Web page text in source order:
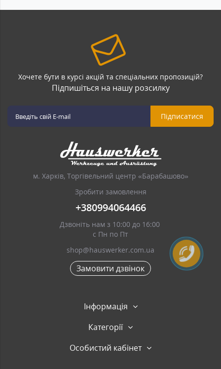
Хочете бути в курсі акцій та спеціальних пропозицій?
Підпишіться на нашу розсилку
Підписатися
м. Харків, Торгівельний центр «Барабашово»
Зробити замовлення
+380994064466
Дзвоніть нам з 10:00 до 16:00
с Пн по Пт
shop@hauswerker.com.ua
Замовити дзвінок
Інформація
Категорії
Особистий кабінет